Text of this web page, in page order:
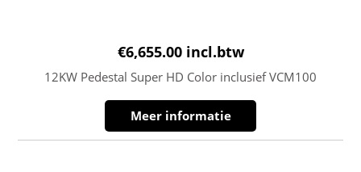
€6,655.00 incl.btw
12KW Pedestal Super HD Color inclusief VCM100
Meer informatie